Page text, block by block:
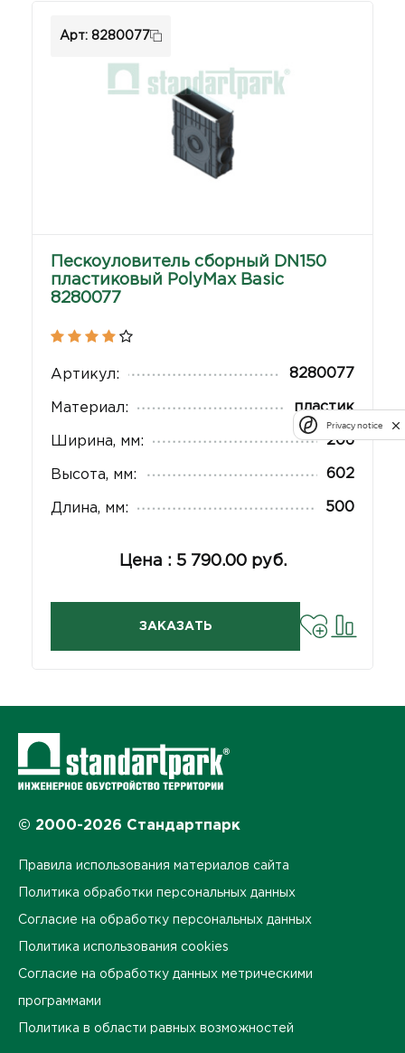
Арт: 8280077
Пескоуловитель сборный DN150
пластиковый PolyMax Basic
8280077
Артикул: 8280077
Материал: пластик
Ширина, мм: 206
Высота, мм: 602
Длина, мм: 500
Цена : 5 790.00 руб.
ЗАКАЗАТЬ
© 2000-2026 Стандартпарк
Правила использования материалов сайта
Политика обработки персональных данных
Согласие на обработку персональных данных
Политика использования cookies
Согласие на обработку данных метрическими
программами
Политика в области равных возможностей
Privacy notice